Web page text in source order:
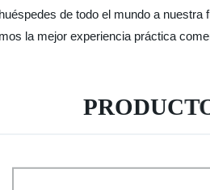
de todo el mundo a
la mejor experiencia práctica